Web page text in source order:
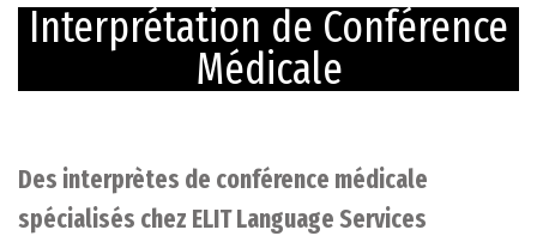
Interprétation de Conférence
Médicale
Des interprètes de conférence médicale
spécialisés ‎chez ELIT Language Services